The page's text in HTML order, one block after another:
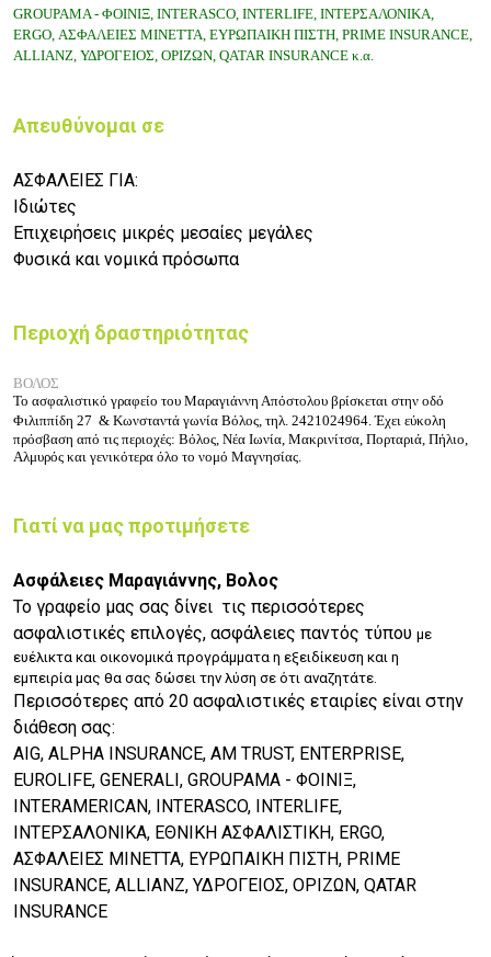
GROUPAMA - ΦΟΙΝΙΞ, INTERASCO, INTERLIFE, ΙΝΤΕΡΣΑΛΟΝΙΚΑ,
ERGO, ΑΣΦΑΛΕΙΕΣ ΜΙΝΕΤΤΑ, ΕΥΡΩΠΑΙΚΗ ΠΙΣΤΗ, PRIME INSURANCE,
ALLIANZ, ΥΔΡΟΓΕΙΟΣ, ΟΡΙΖΩΝ, QATAR INSURANCE κ.α.
Απευθύνομαι σε
ΑΣΦΑΛΕΙΕΣ ΓΙΑ:
Ιδιώτες
Επιχειρήσεις μικρές μεσαίες μεγάλες
Φυσικά και νομικά πρόσωπα
Περιοχή δραστηριότητας
ΒΟΛΟΣ
Το ασφαλιστικό γραφείο του Μαραγιάννη Απόστολου βρίσκεται στην οδό
Φιλιππίδη 27 & Κωνσταντά γωνία Βόλος, τηλ. 2421024964. Έχει εύκολη
πρόσβαση από τις περιοχές: Βόλος, Νέα Ιωνία, Μακρινίτσα, Πορταριά, Πήλιο,
Αλμυρός και γενικότερα όλο το νομό Μαγνησίας.
Γιατί να μας προτιμήσετε
Ασφάλειες Μαραγιάννης, Βολος
Το γραφείο μας σας δίνει τις περισσότερες
ασφαλιστικές επιλογές, ασφάλειες παντός τύπου με
ευέλικτα και οικονομικά προγράμματα η εξειδίκευση και η
εμπειρία μας θα σας δώσει την λύση σε ότι αναζητάτε.
Περισσότερες από 20 ασφαλιστικές εταιρίες είναι στην
διάθεση σας:
AIG, ALPHA INSURANCE, AM TRUST, ENTERPRISE,
EUROLIFE, GENERALI, GROUPAMA - ΦΟΙΝΙΞ,
INTERAMERICAN, INTERASCO, INTERLIFE,
ΙΝΤΕΡΣΑΛΟΝΙΚΑ, ΕΘΝΙΚΗ ΑΣΦΑΛΙΣΤΙΚΗ, ERGO,
ΑΣΦΑΛΕΙΕΣ ΜΙΝΕΤΤΑ, ΕΥΡΩΠΑΙΚΗ ΠΙΣΤΗ, PRIME
INSURANCE, ALLIANZ, ΥΔΡΟΓΕΙΟΣ, ΟΡΙΖΩΝ, QATAR
INSURANCE